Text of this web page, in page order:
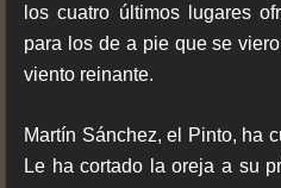
los cuatro últimos lugares
para los de a pie que se
viento reinante.
Martín Sánchez, el Pinto, ha
Le ha cortado la oreja a su